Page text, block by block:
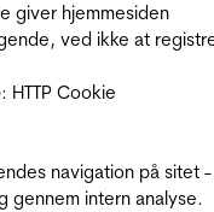
giver hjemmesiden
ved ikke at
: HTTP Cookie
navigation på sitet -
gennem intern analyse.